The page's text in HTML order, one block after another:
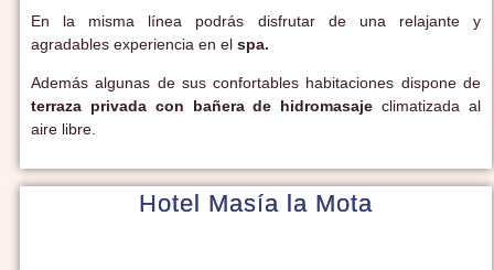
En la misma línea podrás disfrutar de una relajante y
agradables experiencia en el spa.
Además algunas de sus confortables habitaciones dispone de
terraza privada con bañera de hidromasaje climatizada al
aire libre.
Hotel Masía la Mota